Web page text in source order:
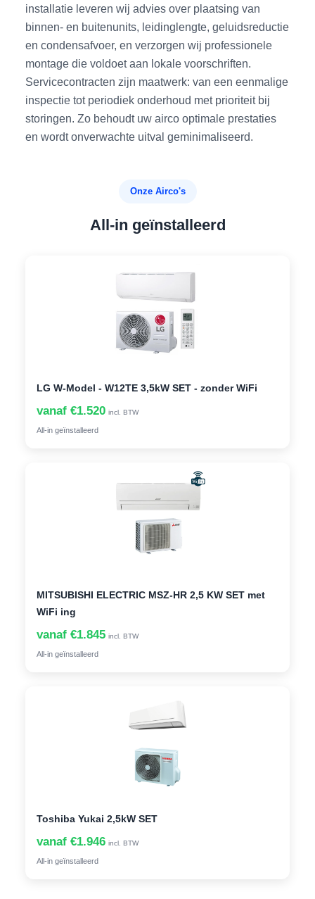
installatie leveren wij advies over plaatsing van
binnen- en buitenunits, leidinglengte, geluidsreductie
en condensafvoer, en verzorgen wij professionele
montage die voldoet aan lokale voorschriften.
Servicecontracten zijn maatwerk: van een eenmalige
inspectie tot periodiek onderhoud met prioriteit bij
storingen. Zo behoudt uw airco optimale prestaties
en wordt onverwachte uitval geminimaliseerd.
Onze Airco's
All-in geïnstalleerd
LG W-Model - W12TE 3,5kW SET - zonder WiFi
vanaf €1.520 incl. BTW
All-in geïnstalleerd
MITSUBISHI ELECTRIC MSZ-HR 2,5 KW SET met
WiFi ing
vanaf €1.845 incl. BTW
All-in geïnstalleerd
Toshiba Yukai 2,5kW SET
vanaf €1.946 incl. BTW
All-in geïnstalleerd